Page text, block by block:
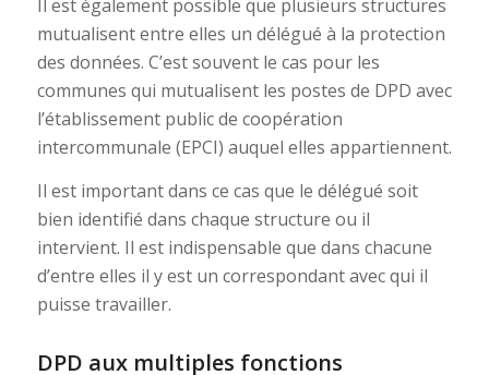
Il est également possible que plusieurs structures
mutualisent entre elles un délégué à la protection
des données. C’est souvent le cas pour les
communes qui mutualisent les postes de DPD avec
l’établissement public de coopération
intercommunale (EPCI) auquel elles appartiennent.
Il est important dans ce cas que le délégué soit
bien identifié dans chaque structure ou il
intervient. Il est indispensable que dans chacune
d’entre elles il y est un correspondant avec qui il
puisse travailler.
DPD aux multiples fonctions